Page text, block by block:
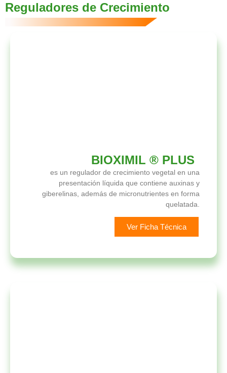
Reguladores de Crecimiento
BIOXIMIL ® PLUS
es un regulador de crecimiento vegetal en una
presentación líquida que contiene auxinas y
giberelinas, además de micronutrientes en forma
quelatada.
Ver Ficha Técnica